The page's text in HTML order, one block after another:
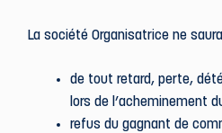
La société Organisatrice ne
de tout retard, perte,
lors de l’acheminement
refus du gagnant de